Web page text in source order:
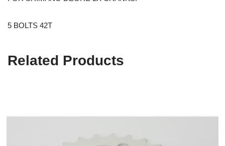
5 BOLTS 42T
Related Products